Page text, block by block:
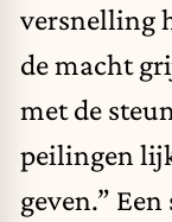
versnelling
de macht
met de
peilingen
geven.”